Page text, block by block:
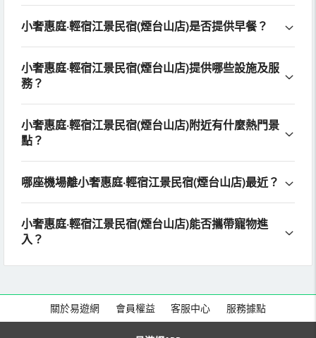
小奢惠庭·輕宿江景民宿(煙台山店)是否提供早餐？
小奢惠庭·輕宿江景民宿(煙台山店)提供哪些設施及服
務？
小奢惠庭·輕宿江景民宿(煙台山店)附近有什麼熱門景
點？
哪座機場離小奢惠庭·輕宿江景民宿(煙台山店)最近？
小奢惠庭·輕宿江景民宿(煙台山店)能否攜帶寵物進
入？
關於易遊網 會員權益 客服中心 服務據點